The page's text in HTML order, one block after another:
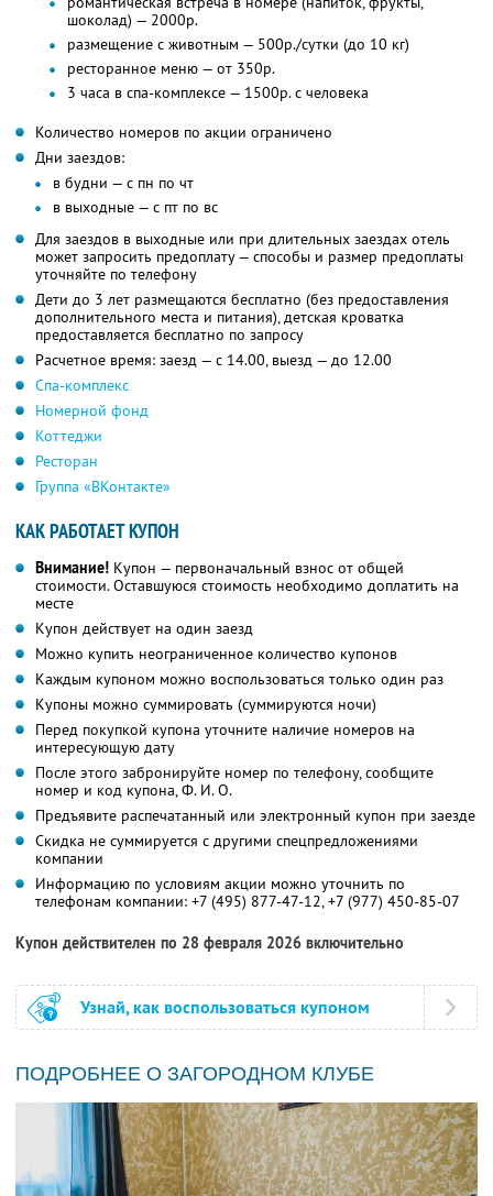
шоколад) — 2000р.
размещение с животным — 500р./сутки (до 10 кг)
ресторанное меню — от 350р.
3 часа в спа-комплексе — 1500р. с человека
Количество номеров по акции ограничено
Дни заездов:
в будни — с пн по чт
в выходные — с пт по вс
Для заездов в выходные или при длительных заездах отель
может запросить предоплату — способы и размер предоплаты
уточняйте по телефону
Дети до 3 лет размещаются бесплатно (без предоставления
дополнительного места и питания), детская кроватка
предоставляется бесплатно по запросу
Расчетное время: заезд — с 14.00, выезд — до 12.00
Спа-комплекс
Номерной фонд
Коттеджи
Ресторан
Группа «ВКонтакте»
КАК РАБОТАЕТ КУПОН
Внимание! Купон — первоначальный взнос от общей
стоимости. Оставшуюся стоимость необходимо доплатить на
месте
Купон действует на один заезд
Можно купить неограниченное количество купонов
Каждым купоном можно воспользоваться только один раз
Купоны можно суммировать (суммируются ночи)
Перед покупкой купона уточните наличие номеров на
интересующую дату
После этого забронируйте номер по телефону, сообщите
номер и код купона,Ф. И. О.
Предъявите распечатанный или электронный купон при заезде
Скидка не суммируется с другими спецпредложениями
компании
Информацию по условиям акции можно уточнить по
телефонам компании: +7 (495) 877-47-12, +7 (977) 450-85-07
Купон действителен по 28 февраля 2026 включительно
Узнай, как воспользоваться купоном
ПОДРОБНЕЕ О ЗАГОРОДНОМ КЛУБЕ